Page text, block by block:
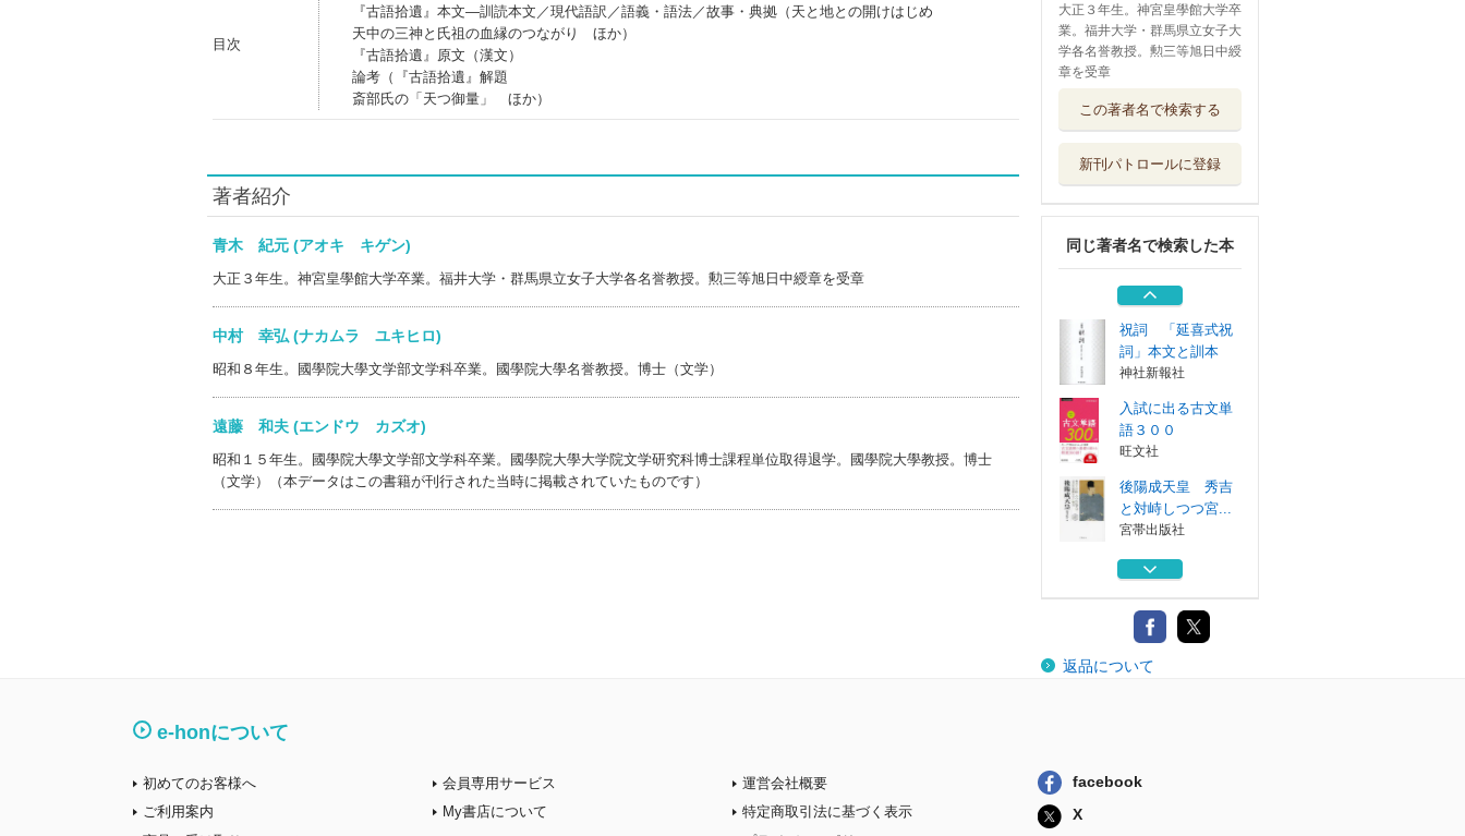
目次
『古語拾遺』本文―訓読本文／現代語訳／語義・語法／故事・典拠（天と地との開けはじめ
天中の三神と氏祖の血縁のつながり ほか）
『古語拾遺』原文（漢文）
論考（『古語拾遺』解題
斎部氏の「天つ御量」 ほか）
著者紹介
青木 紀元 (アオキ キゲン)
大正３年生。神宮皇學館大学卒業。福井大学・群馬県立女子大学各名誉教授。勲三等旭日中綬章を受章
中村 幸弘 (ナカムラ ユキヒロ)
昭和８年生。國學院大學文学部文学科卒業。國學院大學名誉教授。博士（文学）
遠藤 和夫 (エンドウ カズオ)
昭和１５年生。國學院大學文学部文学科卒業。國學院大學大学院文学研究科博士課程単位取得退学。國學院大學教授。博士
（文学）（本データはこの書籍が刊行された当時に掲載されていたものです）
大正３年生。神宮皇學館大学卒
業。福井大学・群馬県立女子大
学各名誉教授。勲三等旭日中綬
章を受章
この著者名で検索する
新刊パトロールに登録
同じ著者名で検索した本
と対峙しつつ宮...
穴熊道のすすめ
マイナビ出版
文構造の観察と読
解
新典社
祝詞 「延喜式祝
詞」本文と訓本
神社新報社
入試に出る古文単
語３００
旺文社
後陽成天皇 秀吉
と対峙しつつ宮...
宮帯出版社
穴熊道のすすめ
マイナビ出版
文構造の観察と読
解
返品について
e-honについて
初めてのお客様へ
ご利用案内
会員専用サービス
My書店について
運営会社概要
特定商取引法に基づく表示
facebook
X